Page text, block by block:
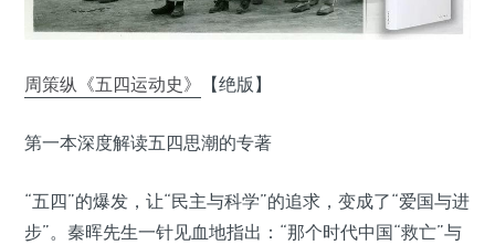
周策纵《五四运动史》 【绝版】
第一本深度解读五四思潮的专著
“五四”的爆发，让“民主与科学”的追求，变成了“爱国与进
步”。秦晖先生一针见血地指出：“那个时代中国“救亡”与